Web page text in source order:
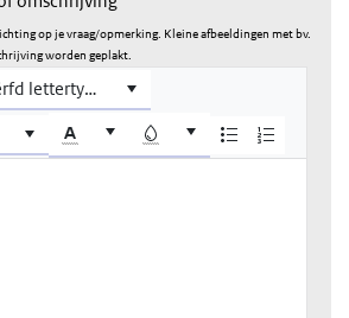
op je vraag/opmerking. Kleine afbeeldingen met bv.
worden geplakt.